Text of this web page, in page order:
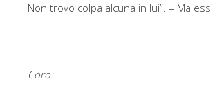
Non trovo colpa alcuna in lui”. – Ma
Coro: